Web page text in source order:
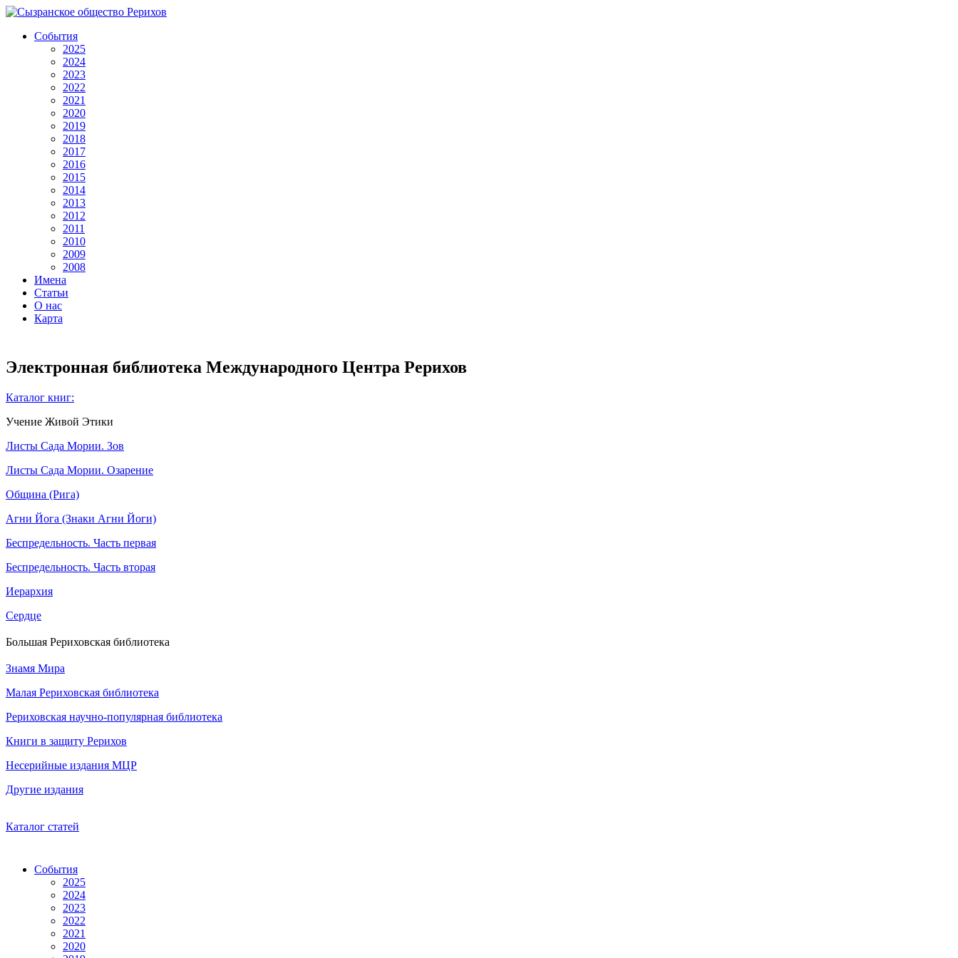
События
2025
2024
2023
2022
2021
2020
2019
2018
2017
2016
2015
2014
2013
2012
2011
2010
2009
2008
Имена
Статьи
О нас
Карта
Электронная библиотека Международного Центра Рерихов
Каталог книг:
Учение Живой Этики
Листы Сада Мории. Зов
Листы Сада Мории. Озарение
Община (Рига)
Агни Йога (Знаки Агни Йоги)
Беспредельность. Часть первая
Беспредельность. Часть вторая
Иерархия
Сердце
Большая Рериховская библиотека
Знамя Мира
Малая Рериховская библиотека
Рериховская научно-популярная библиотека
Книги в защиту Рерихов
Несерийные издания МЦР
Другие издания
Каталог статей
События
2025
2024
2023
2022
2021
2020